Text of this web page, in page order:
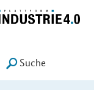
SUCHE